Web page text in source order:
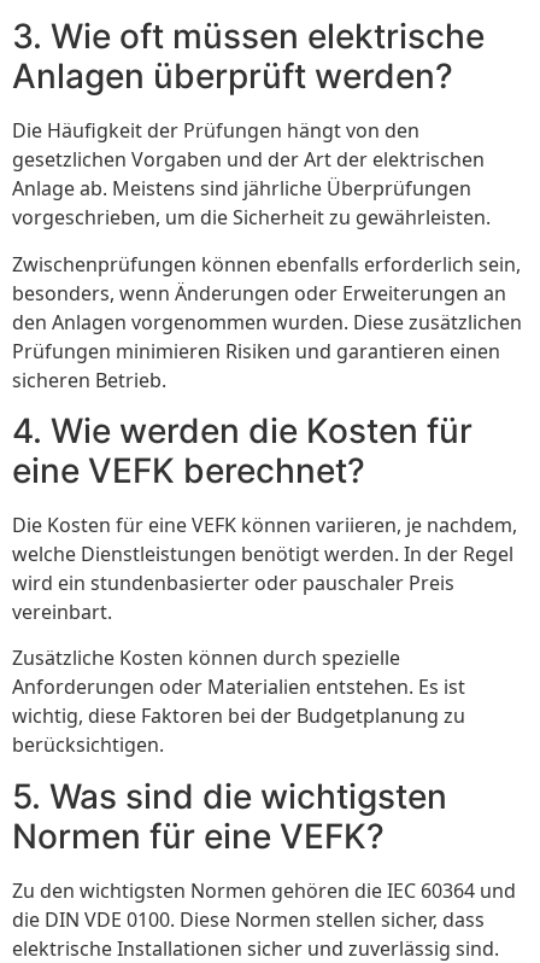
3. Wie oft müssen elektrische
Anlagen überprüft werden?
Die Häufigkeit der Prüfungen hängt von den
gesetzlichen Vorgaben und der Art der elektrischen
Anlage ab. Meistens sind jährliche Überprüfungen
vorgeschrieben, um die Sicherheit zu gewährleisten.
Zwischenprüfungen können ebenfalls erforderlich sein,
besonders, wenn Änderungen oder Erweiterungen an
den Anlagen vorgenommen wurden. Diese zusätzlichen
Prüfungen minimieren Risiken und garantieren einen
sicheren Betrieb.
4. Wie werden die Kosten für
eine VEFK berechnet?
Die Kosten für eine VEFK können variieren, je nachdem,
welche Dienstleistungen benötigt werden. In der Regel
wird ein stundenbasierter oder pauschaler Preis
vereinbart.
Zusätzliche Kosten können durch spezielle
Anforderungen oder Materialien entstehen. Es ist
wichtig, diese Faktoren bei der Budgetplanung zu
berücksichtigen.
5. Was sind die wichtigsten
Normen für eine VEFK?
Zu den wichtigsten Normen gehören die IEC 60364 und
die DIN VDE 0100. Diese Normen stellen sicher, dass
elektrische Installationen sicher und zuverlässig sind.